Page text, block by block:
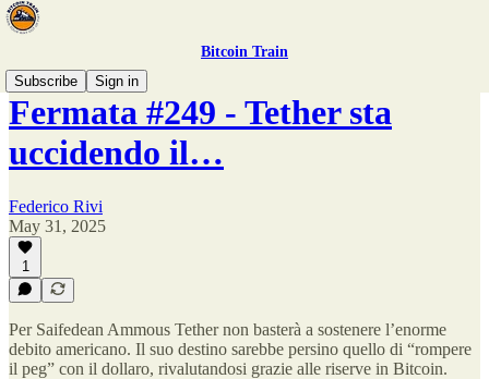
Bitcoin Train
Subscribe
Sign in
Fermata #249 - Tether sta
uccidendo il…
Federico Rivi
May 31, 2025
1
Per Saifedean Ammous Tether non basterà a sostenere l’enorme
debito americano. Il suo destino sarebbe persino quello di “rompere
il peg” con il dollaro, rivalutandosi grazie alle riserve in Bitcoin.